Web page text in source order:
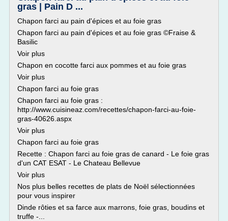
gras | Pain D ...
Chapon farci au pain d'épices et au foie gras
Chapon farci au pain d'épices et au foie gras ©Fraise &
Basilic
Voir plus
Chapon en cocotte farci aux pommes et au foie gras
Voir plus
Chapon farci au foie gras
Chapon farci au foie gras :
http://www.cuisineaz.com/recettes/chapon-farci-au-foie-
gras-40626.aspx
Voir plus
Chapon farci au foie gras
Recette : Chapon farci au foie gras de canard - Le foie gras
d'un CAT ESAT - Le Chateau Bellevue
Voir plus
Nos plus belles recettes de plats de Noël sélectionnées
pour vous inspirer
Dinde rôties et sa farce aux marrons, foie gras, boudins et
truffe -...